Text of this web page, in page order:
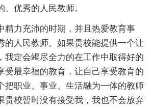
优秀的人民教师。
精力充沛的时期，并且热爱教育事
的人民教师。如果贵校能提供一个让
我定会竭尽全力的在工作中取得好的
受最幸福的教育，让自己享受教育的
把职业、事业、生活融为一体的教师
贵校暂时没有接受我，我也不会放弃